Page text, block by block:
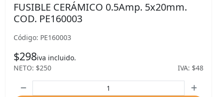
FUSIBLE CERÁMICO 0.5Amp. 5x20mm.
COD. PE160003
Código: PE160003
$298iva incluido.
NETO: $250
IVA: $48